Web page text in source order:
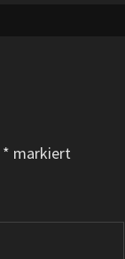
* markiert